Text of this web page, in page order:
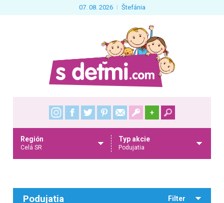
07. 08. 2026 Štefánia
+
Región
Celá SR
Typ akcie
Podujatia
Podujatia Filter